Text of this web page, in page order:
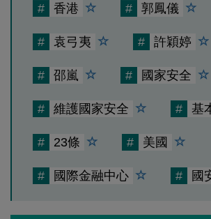
# 香港 # 郭鳳儀
# 袁弓夷 # 許穎婷
# 邵嵐 # 國家安全
# 維護國家安全 # 基
# 23條 # 美國
# 國際金融中心 # 國